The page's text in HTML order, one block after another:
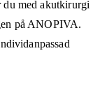
du med akutkirurgi
på ANOPIVA.